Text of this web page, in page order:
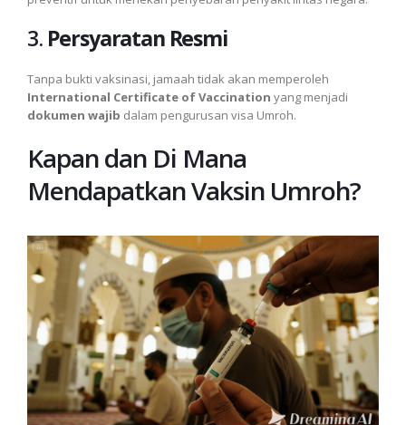
3. Persyaratan Resmi
Tanpa bukti vaksinasi, jamaah tidak akan memperoleh
International Certificate of Vaccination yang menjadi
dokumen wajib dalam pengurusan visa Umroh.
Kapan dan Di Mana
Mendapatkan Vaksin Umroh?